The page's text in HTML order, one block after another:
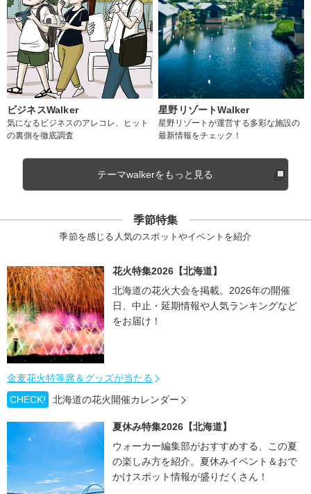
ビジネスWalker
気になるビジネスのアレコレ、ヒット
の裏側を徹底調査
星野リゾートWalker
星野リゾートが運営する多彩な施設の
最新情報をチェック！
テーマwalkerをもっと見る
季節特集
季節を感じる人気のスポットやイベントを紹介
花火特集2026【北海道】
北海道の花火大会を掲載。2026年の開催
日、中止・延期情報や人気ランキングなど
をお届け！
金麦花火特等席＆グッズが当たる
CHECK!
北海道の花火開催カレンダー
夏休み特集2026【北海道】
ウォーカー編集部がおすすめする、この夏
の楽しみ方を紹介。夏休みイベント＆おで
かけスポット情報が盛りだくさん！